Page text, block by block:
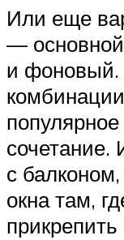
Или еще
— основной
и
с
окна там,